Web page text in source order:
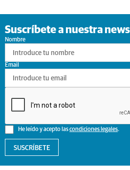
Suscríbete a nuestra
Nombre
He leído y acepto lascondiciones legales.
Email
SUSCRÍBETE